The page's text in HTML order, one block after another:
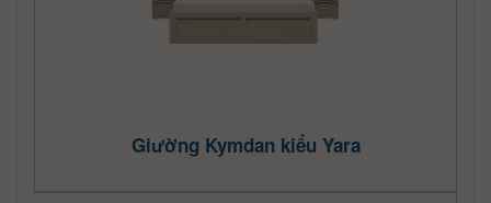
Giường Kymdan kiểu Yara